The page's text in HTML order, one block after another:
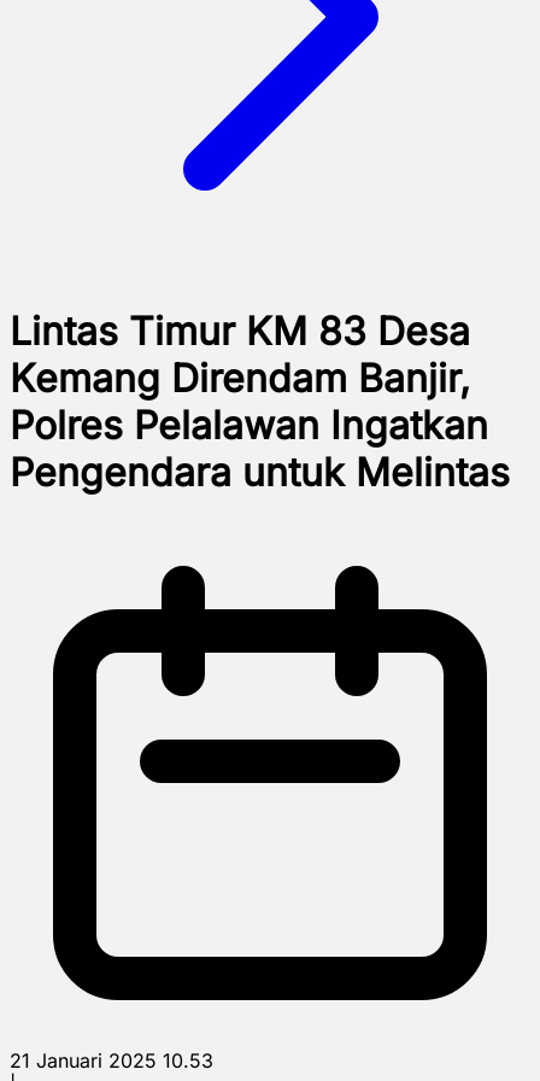
Lintas Timur KM 83 Desa
Kemang Direndam Banjir,
Polres Pelalawan Ingatkan
Pengendara untuk Melintas
21 Januari 2025 10.53